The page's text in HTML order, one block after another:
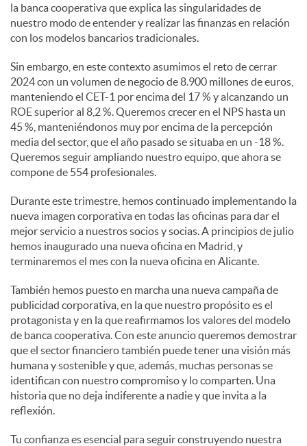
la banca cooperativa que explica las singularidades de
nuestro modo de entender y realizar las finanzas en relación
con los modelos bancarios tradicionales.
Sin embargo, en este contexto asumimos el reto de cerrar
2024 con un volumen de negocio de 8.900 millones de euros,
manteniendo el CET-1 por encima del 17 % y alcanzando un
ROE superior al 8,2 %. Queremos crecer en el NPS hasta un
45 %, manteniéndonos muy por encima de la percepción
media del sector, que el año pasado se situaba en un -18 %.
Queremos seguir ampliando nuestro equipo, que ahora se
compone de 554 profesionales.
Durante este trimestre, hemos continuado implementando la
nueva imagen corporativa en todas las oficinas para dar el
mejor servicio a nuestros socios y socias. A principios de julio
hemos inaugurado una nueva oficina en Madrid, y
terminaremos el mes con la nueva oficina en Alicante.
También hemos puesto en marcha una nueva campaña de
publicidad corporativa, en la que nuestro propósito es el
protagonista y en la que reafirmamos los valores del modelo
de banca cooperativa. Con este anuncio queremos demostrar
que el sector financiero también puede tener una visión más
humana y sostenible y que, además, muchas personas se
identifican con nuestro compromiso y lo comparten. Una
historia que no deja indiferente a nadie y que invita a la
reflexión.
Tu confianza es esencial para seguir construyendo nuestra